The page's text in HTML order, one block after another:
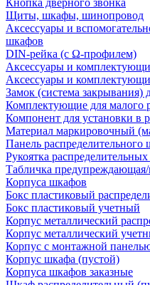
Кнопка дверного звонка
Щиты, шкафы, шинопровод
Аксессуары и
шкафов
DIN-рейка (с Ω-профилем)
Аксессуары и
Аксессуары и
Замок (система закрывания)
Комплектующие для малого
Компонент для установки в
Материал маркировочный
Панель распределительного
Рукоятка
Табличка
Корпуса шкафов
Бокс пластиковый
Бокс пластиковый учетный
Корпус металлический
Корпус металлический
Корпус с монтажной
Корпус шкафа (пустой)
Корпуса шкафов заказные